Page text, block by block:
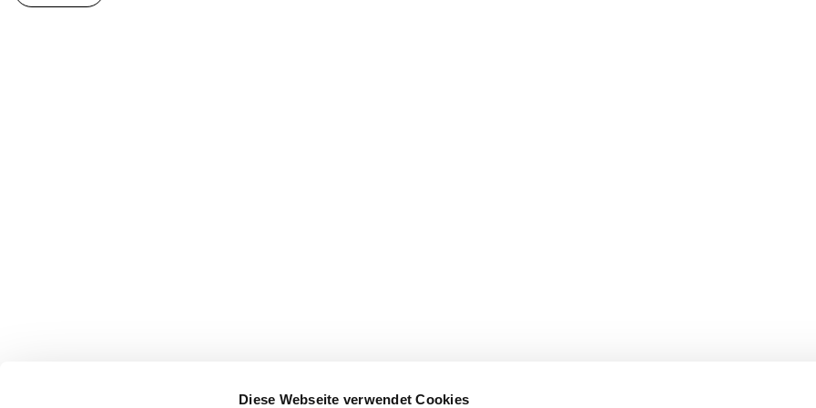
Diese Webseite verwendet Cookies